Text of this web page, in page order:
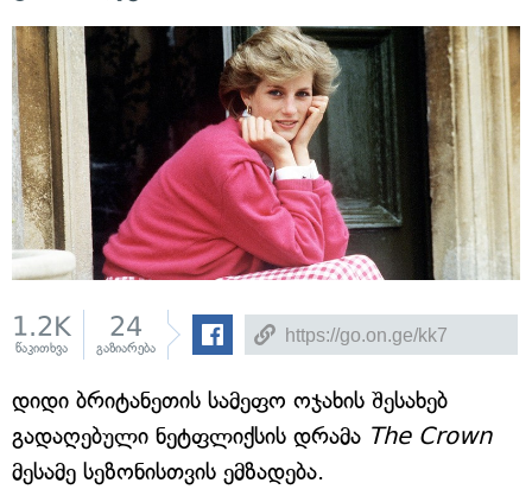
1.2K
წაკითხვა
24
გაზიარება
დიდი ბრიტანეთის სამეფო ოჯახის შესახებ
გადაღებული ნეტფლიქსის დრამა The Crown
მესამე სეზონისთვის ემზადება.